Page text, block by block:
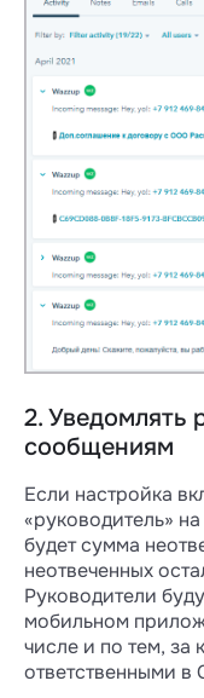
2. Уведомлять
сообщениям
Если настройка
«руководитель»
будет сумма
неотвеченных
Руководители
мобильном
числе и по тем, за
ответственными в